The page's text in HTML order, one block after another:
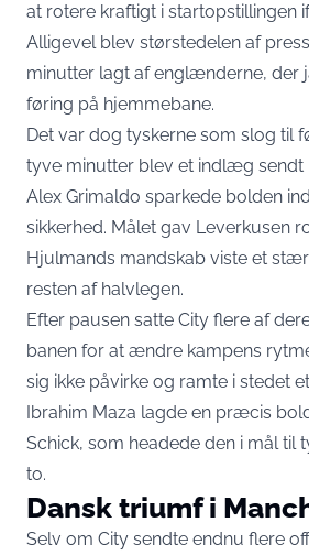
at rotere kraftigt i startopstillingen
Alligevel blev størstedelen af
minutter lagt af englænderne, der
føring på hjemmebane.
Det var dog tyskerne som slog til
tyve minutter blev et indlæg sendt
Alex Grimaldo sparkede bolden
sikkerhed. Målet gav Leverkusen
Hjulmands mandskab viste et
resten af halvlegen.
Efter pausen satte City flere af
banen for at ændre kampens
sig ikke påvirke og ramte i stedet
Ibrahim Maza lagde en præcis
Schick, som headede den i mål til
to.
Dansk triumf i
Selv om City sendte endnu flere